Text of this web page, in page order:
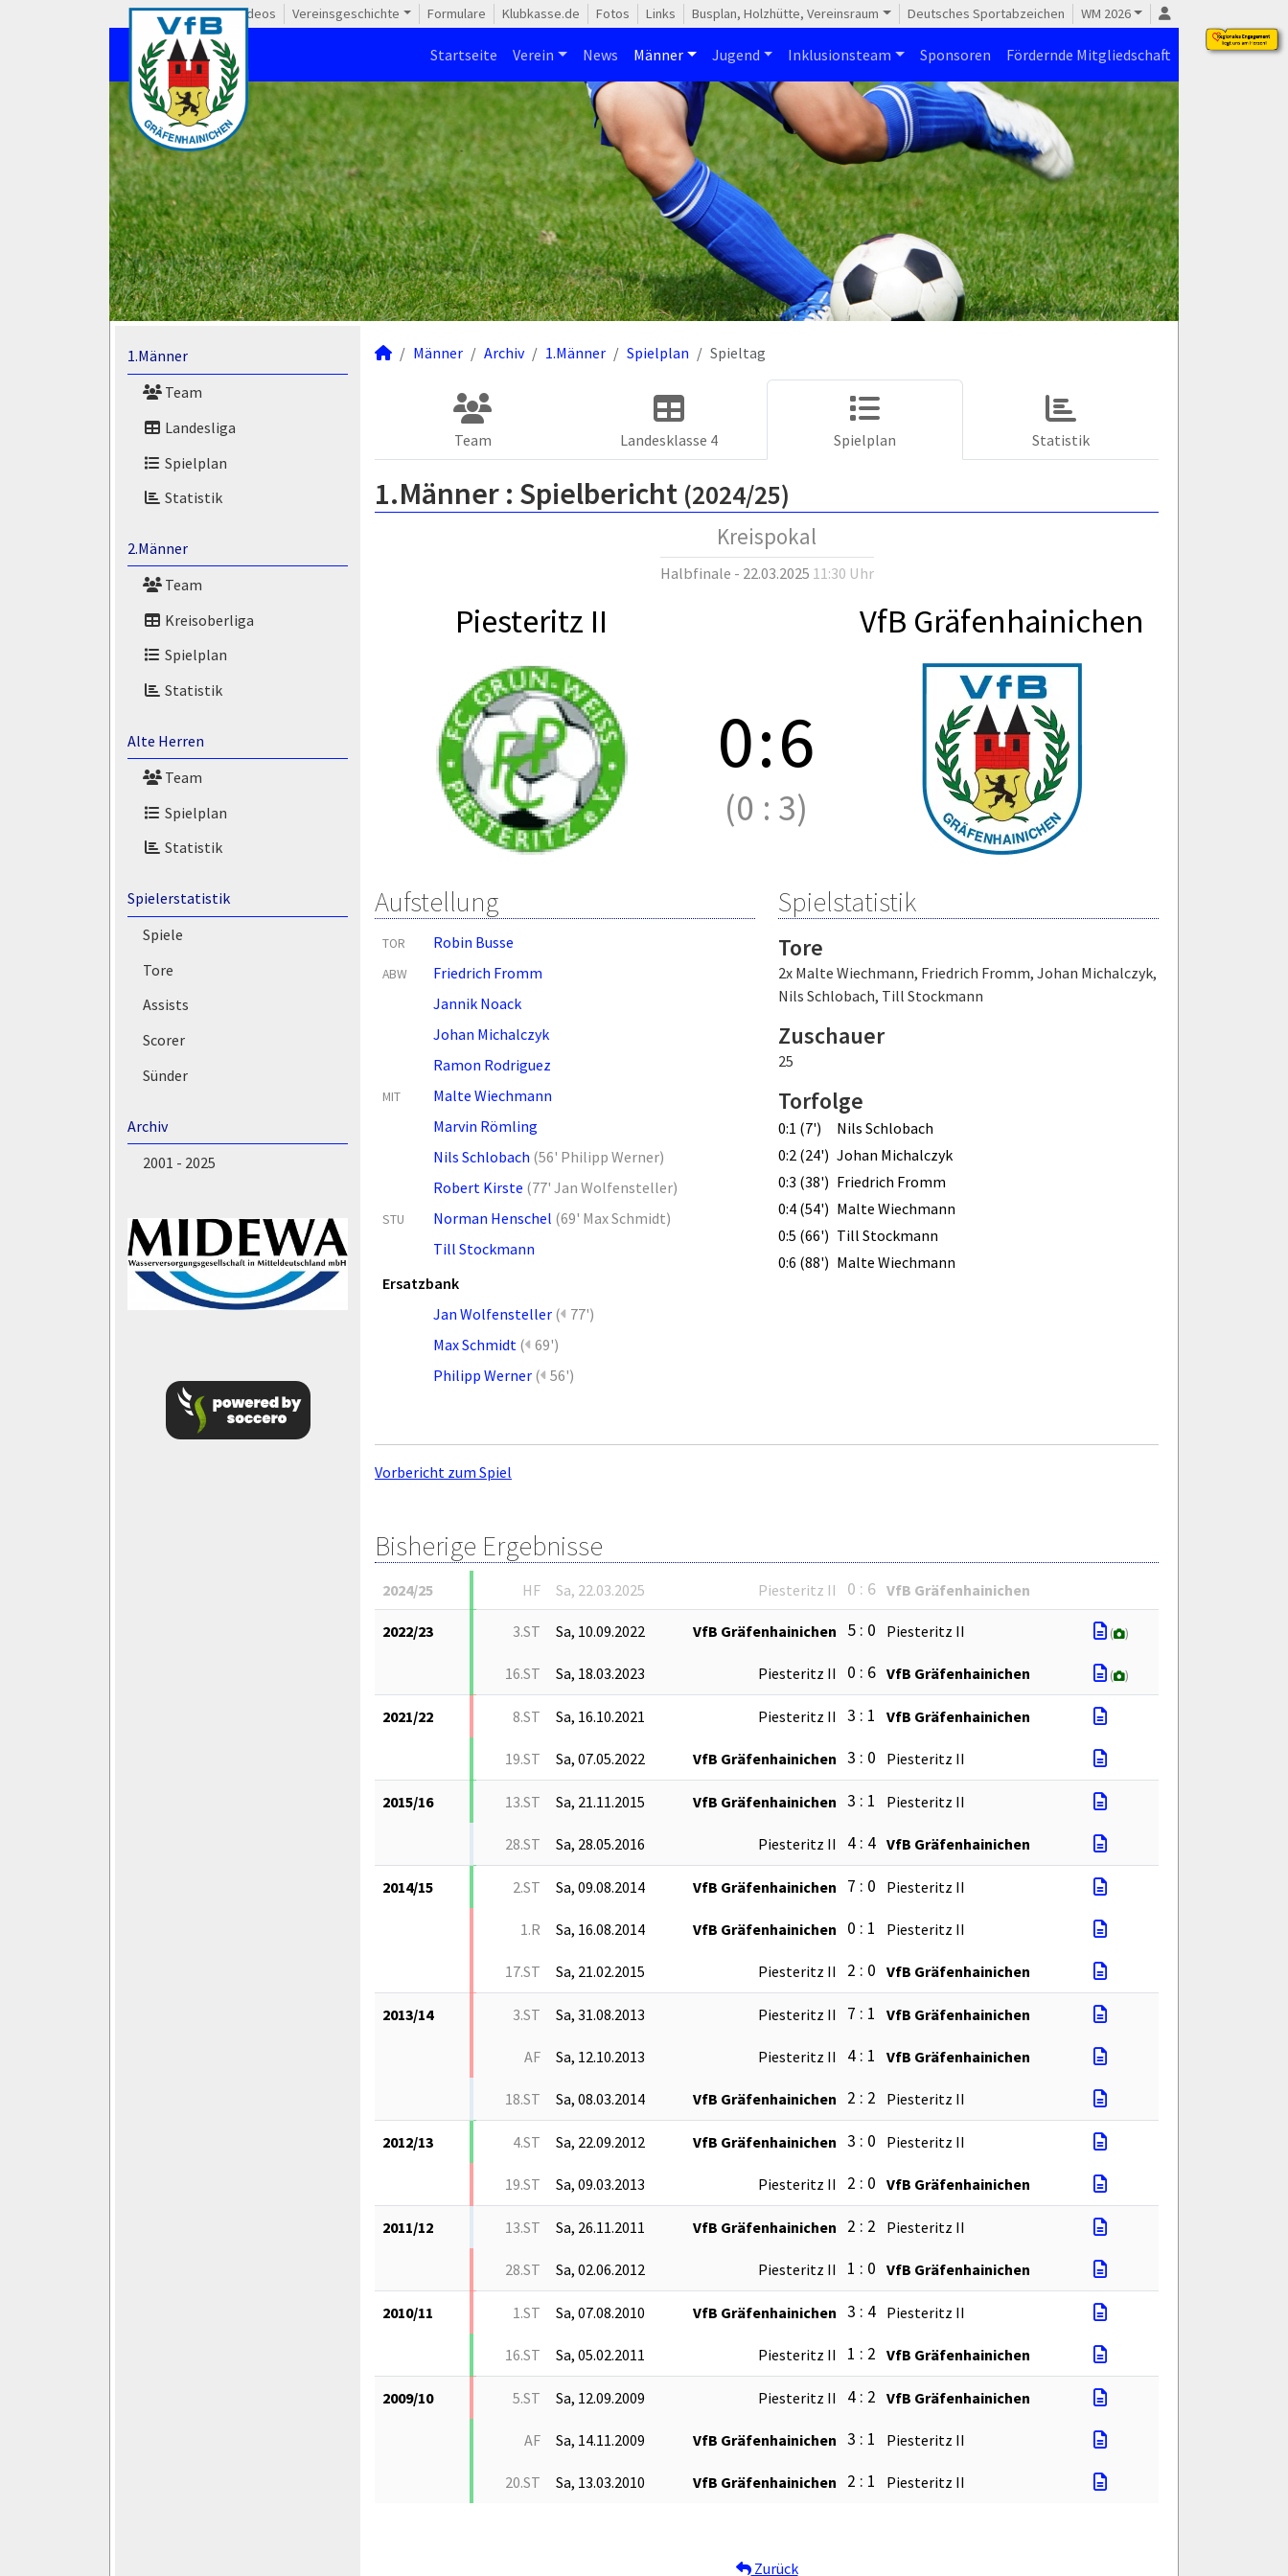
Videos Vereinsgeschichte Formulare Klubkasse.de Fotos Links Busplan, Holzhütte, Vereinsraum Deutsches Sportabzeichen WM 2026
Startseite Verein News Männer Jugend Inklusionsteam Sponsoren Fördernde Mitgliedschaft
1.Männer
Team
Landesliga
Spielplan
Statistik
2.Männer
Team
Kreisoberliga
Spielplan
Statistik
Alte Herren
Team
Spielplan
Statistik
Spielerstatistik
Spiele
Tore
Assists
Scorer
Sünder
Archiv
2001 - 2025
Männer Archiv 1.Männer Spielplan Spieltag
Team Landesklasse 4 Spielplan Statistik
1.Männer : Spielbericht (2024/25)
Kreispokal
Halbfinale - 22.03.2025 11:30 Uhr
Piesteritz II VfB Gräfenhainichen
0:6
(0 : 3)
Aufstellung
TOR Robin Busse
ABW
Friedrich Fromm
Jannik Noack
Johan Michalczyk
Ramon Rodriguez
MIT
Malte Wiechmann
Marvin Römling
Nils Schlobach (56' Philipp Werner)
Robert Kirste (77' Jan Wolfensteller)
STU Norman Henschel (69' Max Schmidt)
Till Stockmann
Ersatzbank
Jan Wolfensteller ( 77')
Max Schmidt ( 69')
Philipp Werner ( 56')
Spielstatistik
Tore
2x Malte Wiechmann, Friedrich Fromm, Johan Michalczyk,
Nils Schlobach, Till Stockmann
Zuschauer
25
Torfolge
0:1 (7')
Nils Schlobach
0:2 (24') Johan Michalczyk
0:3 (38') Friedrich Fromm
0:4 (54') Malte Wiechmann
0:5 (66') Till Stockmann
0:6 (88') Malte Wiechmann
Vorbericht zum Spiel
Bisherige Ergebnisse
2024/25 HF Sa, 22.03.2025 Piesteritz II 0 : 6 VfB Gräfenhainichen
2022/23 3.ST Sa, 10.09.2022 VfB Gräfenhainichen 5 : 0 Piesteritz II ( )
16.ST Sa, 18.03.2023 Piesteritz II 0 : 6 VfB Gräfenhainichen ( )
2021/22 8.ST Sa, 16.10.2021 Piesteritz II 3 : 1 VfB Gräfenhainichen
19.ST Sa, 07.05.2022 VfB Gräfenhainichen 3 : 0 Piesteritz II
2015/16 13.ST Sa, 21.11.2015 VfB Gräfenhainichen 3 : 1 Piesteritz II
28.ST Sa, 28.05.2016 Piesteritz II 4 : 4 VfB Gräfenhainichen
2014/15 2.ST Sa, 09.08.2014 VfB Gräfenhainichen 7 : 0 Piesteritz II
1.R Sa, 16.08.2014 VfB Gräfenhainichen 0 : 1 Piesteritz II
17.ST Sa, 21.02.2015 Piesteritz II 2 : 0 VfB Gräfenhainichen
2013/14 3.ST Sa, 31.08.2013 Piesteritz II 7 : 1 VfB Gräfenhainichen
AF Sa, 12.10.2013 Piesteritz II 4 : 1 VfB Gräfenhainichen
18.ST Sa, 08.03.2014 VfB Gräfenhainichen 2 : 2 Piesteritz II
2012/13 4.ST Sa, 22.09.2012 VfB Gräfenhainichen 3 : 0 Piesteritz II
19.ST Sa, 09.03.2013 Piesteritz II 2 : 0 VfB Gräfenhainichen
2011/12 13.ST Sa, 26.11.2011 VfB Gräfenhainichen 2 : 2 Piesteritz II
28.ST Sa, 02.06.2012 Piesteritz II 1 : 0 VfB Gräfenhainichen
2010/11 1.ST Sa, 07.08.2010 VfB Gräfenhainichen 3 : 4 Piesteritz II
16.ST Sa, 05.02.2011 Piesteritz II 1 : 2 VfB Gräfenhainichen
2009/10 5.ST Sa, 12.09.2009 Piesteritz II 4 : 2 VfB Gräfenhainichen
AF Sa, 14.11.2009 VfB Gräfenhainichen 3 : 1 Piesteritz II
20.ST Sa, 13.03.2010 VfB Gräfenhainichen 2 : 1 Piesteritz II
Zurück